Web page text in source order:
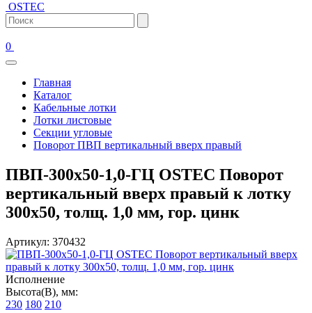
OSTEC
0
Главная
Каталог
Кабельные лотки
Лотки листовые
Секции угловые
Поворот ПВП вертикальный вверх правый
ПВП-300х50-1,0-ГЦ OSTEC Поворот
вертикальный вверх правый к лотку
300х50, толщ. 1,0 мм, гор. цинк
Артикул: 370432
Исполнение
Высота(В), мм:
230 180 210